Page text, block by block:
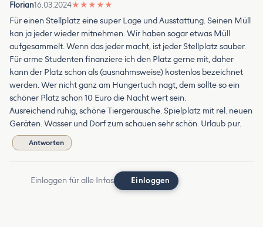
Florian16.03.2024★ ★ ★ ★ ★
Für einen Stellplatz eine super Lage und Ausstattung. Seinen Müll
kan ja jeder wieder mitnehmen. Wir haben sogar etwas Müll
aufgesammelt. Wenn das jeder macht, ist jeder Stellplatz sauber.
Für arme Studenten finanziere ich den Platz gerne mit, daher
kann der Platz schon als (ausnahmsweise) kostenlos bezeichnet
werden. Wer nicht ganz am Hungertuch nagt, dem sollte so ein
schöner Platz schon 10 Euro die Nacht wert sein.
Ausreichend ruhig, schöne Tiergeräusche. Spielplatz mit rel. neuen
Geräten. Wasser und Dorf zum schauen sehr schön. Urlaub pur.
Antworten
Einloggen für alle Infos Einloggen